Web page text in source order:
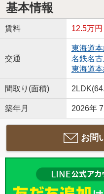
基本情報
賃料 12.5万円
交通
東海道本
名鉄名
東海道本
間取り(面積)
築年月 2026年
お問